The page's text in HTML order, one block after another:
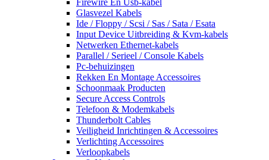
Glasvezel Kabels
Ide / Floppy / Scsi / Sas / Sata / Esata
Input Device Uitbreiding & Kvm-kabels
Netwerken Ethernet-kabels
Parallel / Serieel / Console Kabels
Pc-behuizingen
Rekken En Montage Accessoires
Schoonmaak Producten
Secure Access Controls
Telefoon & Modemkabels
Thunderbolt Cables
Veiligheid Inrichtingen & Accessoires
Verlichting Accessoires
Verloopkabels